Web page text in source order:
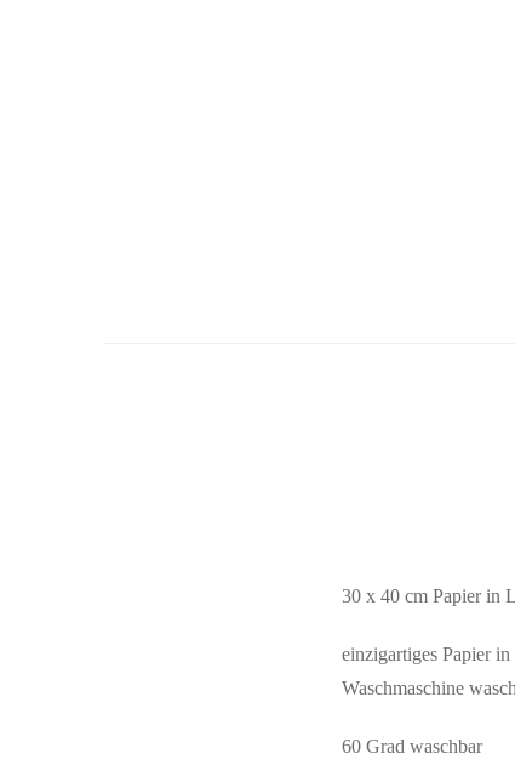
30 x 40 cm Papier in
einzigartiges Papier
Waschmaschine
60 Grad waschbar